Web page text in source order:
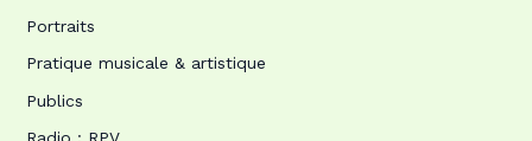
Portraits
Pratique musicale & artistique
Publics